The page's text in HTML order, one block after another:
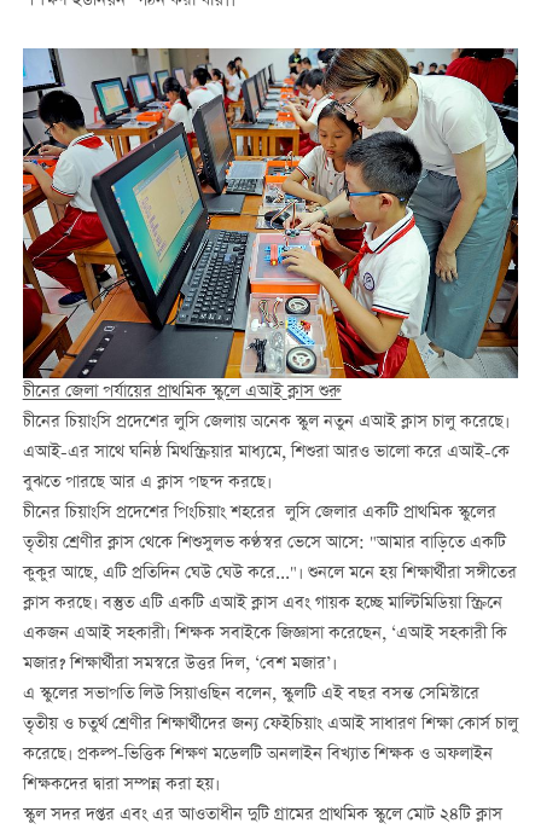
চীনের জেলা পর্যায়ের প্রাথমিক স্কুলে এআইক্লাস শুরু
চীনের চিয়াংসি প্রদেশের লুসি জেলায় অনেক স্কুল নতুন এআই ক্লাস চালু করেছে।
এআই-এর সাথে ঘনিষ্ঠ মিথস্ক্রিয়ার মাধ্যমে, শিশুরা আরও ভালো করে এআই-কে
বুঝতে পারছে আর এ ক্লাস পছন্দ করছে।
চীনের চিয়াংসি প্রদেশের পিংচিয়াং শহরের লুসি জেলার একটি প্রাথমিক স্কুলের
তৃতীয় শ্রেণীর ক্লাস থেকে শিশুসুলভ কণ্ঠস্বর ভেসে আসে: "আমার বাড়িতে একটি
কুকুর আছে, এটি প্রতিদিন ঘেউ ঘেউ করে..."। শুনলে মনে হয় শিক্ষার্থীরা সঙ্গীতের
ক্লাস করছে। বস্তুত এটি একটি এআই ক্লাস এবং গায়ক হচ্ছে মাল্টিমিডিয়া স্ক্রিনে
একজন এআই সহকারী। শিক্ষক সবাইকে জিজ্ঞাসা করেছেন, ‘এআই সহকারী কি
মজার? শিক্ষার্থীরা সমস্বরে উত্তর দিল, ‘বেশ মজার’।
এ স্কুলের সভাপতি লিউ সিয়াওছিন বলেন, স্কুলটি এই বছর বসন্ত সেমিস্টারে
তৃতীয় ও চতুর্থ শ্রেণীর শিক্ষার্থীদের জন্য ফেইচিয়াং এআই সাধারণ শিক্ষা কোর্স চালু
করেছে। প্রকল্প-ভিত্তিক শিক্ষণ মডেলটি অনলাইন বিখ্যাত শিক্ষক ও অফলাইন
শিক্ষকদের দ্বারা সম্পন্ন করা হয়।
স্কুল সদর দপ্তর এবং এর আওতাধীন দুটি গ্রামের প্রাথমিক স্কুলে মোট ২৪টি ক্লাস